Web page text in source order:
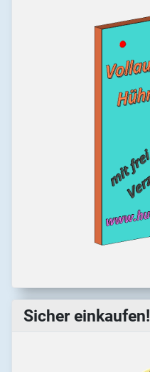
Sicher einkaufen!